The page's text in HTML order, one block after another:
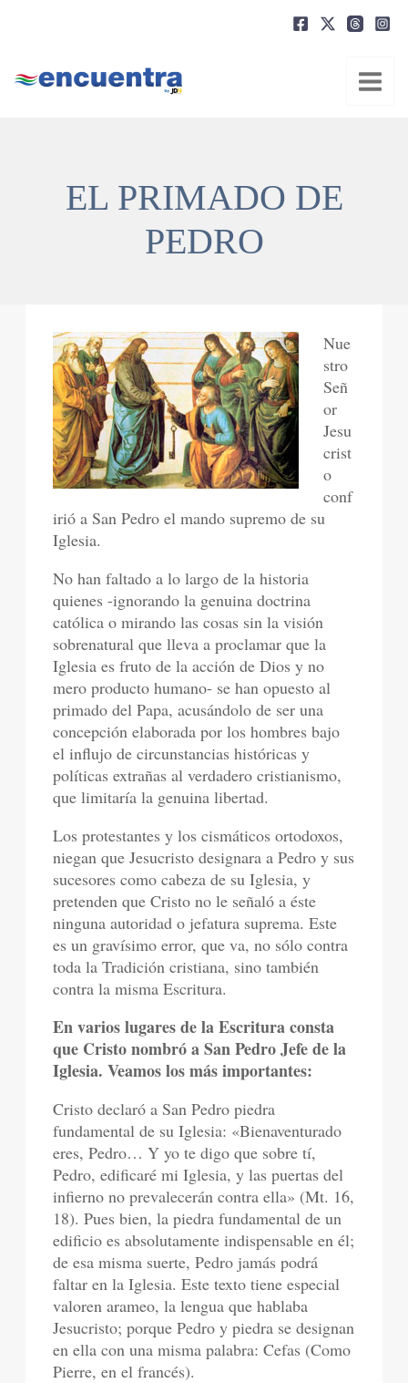
EL PRIMADO DE
PEDRO
Nue
stro
Señ
or
Jesu
crist
o
conf
irió a San Pedro el mando supremo de su
Iglesia.
No han faltado a lo largo de la historia
quienes -ignorando la genuina doctrina
católica o mirando las cosas sin la visión
sobrenatural que lleva a proclamar que la
Iglesia es fruto de la acción de Dios y no
mero producto humano- se han opuesto al
primado del Papa, acusándolo de ser una
concepción elaborada por los hombres bajo
el influjo de circunstancias históricas y
políticas extrañas al verdadero cristianismo,
que limitaría la genuina libertad.
Los protestantes y los cismáticos ortodoxos,
niegan que Jesucristo designara a Pedro y sus
sucesores como cabeza de su Iglesia, y
pretenden que Cristo no le señaló a éste
ninguna autoridad o jefatura suprema. Este
es un gravísimo error, que va, no sólo contra
toda la Tradición cristiana, sino también
contra la misma Escritura.
En varios lugares de la Escritura consta
que Cristo nombró a San Pedro Jefe de la
Iglesia. Veamos los más importantes:
Cristo declaró a San Pedro piedra
fundamental de su Iglesia: «Bienaventurado
eres, Pedro… Y yo te digo que sobre tí,
Pedro, edificaré mi Iglesia, y las puertas del
infierno no prevalecerán contra ella» (Mt. 16,
18). Pues bien, la piedra fundamental de un
edificio es absolutamente indispensable en él;
de esa misma suerte, Pedro jamás podrá
faltar en la Iglesia. Este texto tiene especial
valoren arameo, la lengua que hablaba
Jesucristo; porque Pedro y piedra se designan
en ella con una misma palabra: Cefas (Como
Pierre, en el francés).